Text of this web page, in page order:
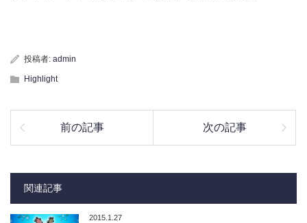
投稿者: admin
Highlight
前の記事 次の記事
関連記事
2015.1.27